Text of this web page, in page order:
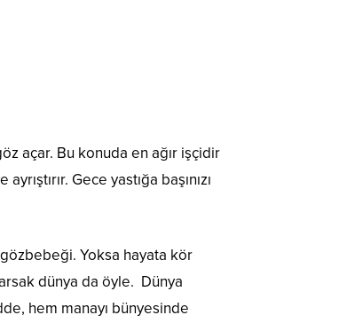
açar. Bu konuda en ağır işçidir
Gece yastığa başınızı
Yoksa hayata kör
dünya da öyle. Dünya
hem manayı bünyesinde